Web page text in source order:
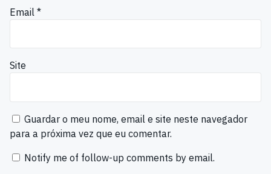
Email *
Site
Guardar o meu nome, email e site neste navegador
para a próxima vez que eu comentar.
Notify me of follow-up comments by email.